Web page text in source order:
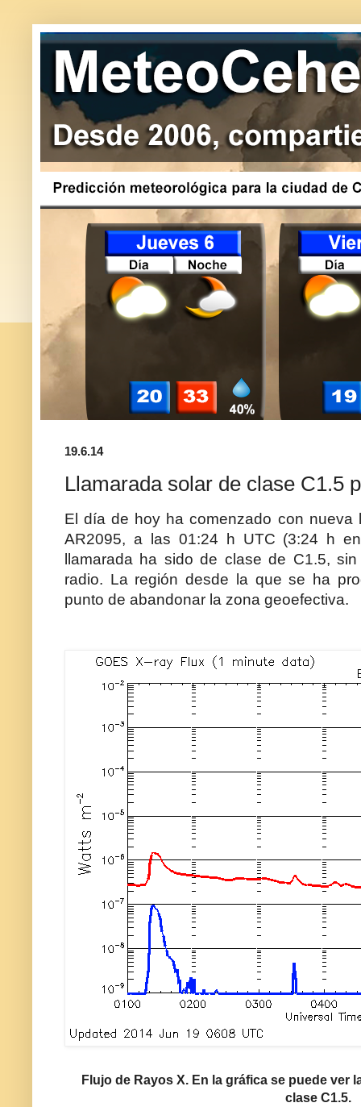
19.6.14
Llamarada solar de clase C1.5
El día de hoy ha comenzado con nueva
AR2095, a las 01:24 h UTC (3:24 h
llamarada ha sido de clase de C1.5,
radio. La región desde la que se ha
punto de abandonar la zona geoefectiva.
Flujo de Rayos X. En la gráfica se puede ver
clase C1.5.